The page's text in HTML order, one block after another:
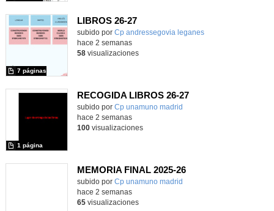
LIBROS 26-27
Contenido educativo.
subido por Cp andressegovia leganes
7 páginas
-
hace 2 semanas
58visualizaciones
RECOGIDA LIBROS 26-27
Contenido educativo.
subido por Cp unamuno madrid
1 página
hace 2 semanas
100visualizaciones
MEMORIA FINAL 2025-26
Contenido educativo.
subido por Cp unamuno madrid
hace 2 semanas
65visualizaciones